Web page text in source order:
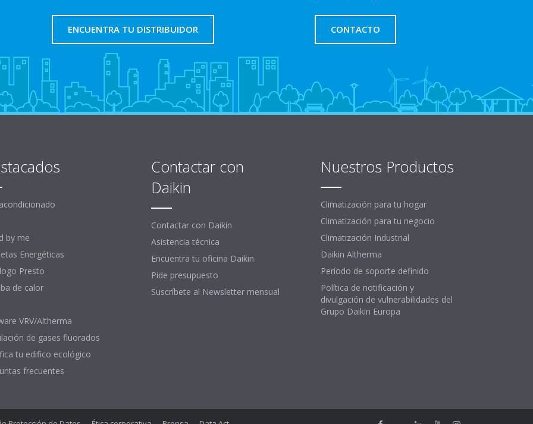
ENCUENTRA TU DISTRIBUIDOR CONTACTO
by me
Energéticas
Presto
de calor
VRV/Altherma
de gases fluorados
tu edifico ecológico
frecuentes
Contactar con
Daikin
Contactar con Daikin
Asistencia técnica
Encuentra tu oficina Daikin
Pide presupuesto
Suscríbete al Newsletter mensual
Nuestros Productos
Climatización para tu hogar
Climatización para tu negocio
Climatización Industrial
Daikin Altherma
Período de soporte definido
Política de notificación y
divulgación de vulnerabilidades del
Grupo Daikin Europa